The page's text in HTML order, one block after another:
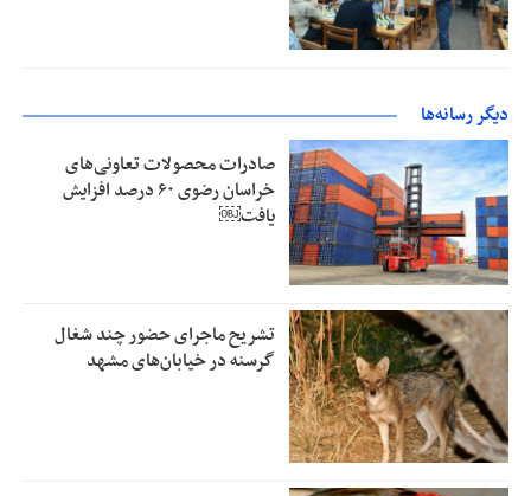
دیگر رسانه‌ها
صادرات محصولات تعاونی‌های
خراسان رضوی ۶۰ درصد افزایش
یافت￼
تشریح ماجرای حضور چند شغال
گرسنه در خیابان‌های مشهد